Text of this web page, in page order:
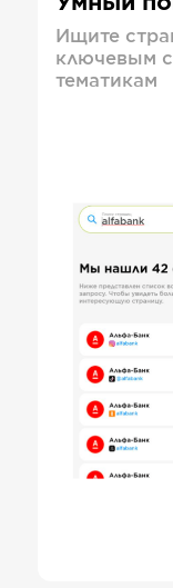
Ищите
ключевым
тематикам